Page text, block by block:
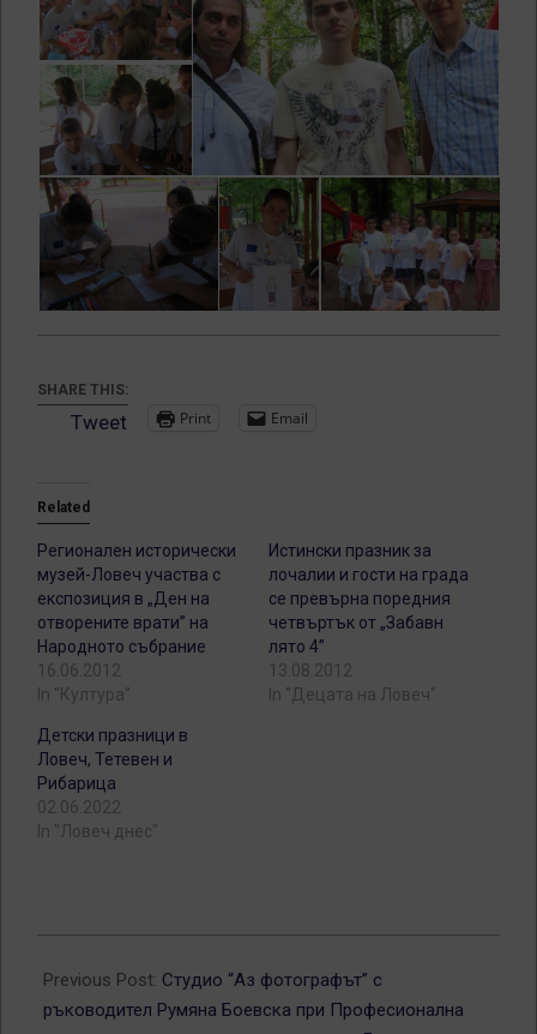
SHARE THIS:
Tweet Print Email
Related
Регионален исторически
музей-Ловеч участва с
експозиция в „Ден на
отворените врати” на
Народното събрание
16.06.2012
In "Култура"
Истински празник за
лочалии и гости на града
се превърна поредния
четвъртък от „Забавн
лято 4”
13.08.2012
In "Децата на Ловеч"
Детски празници в
Ловеч, Тетевен и
Рибарица
02.06.2022
In "Ловеч днес"
06-
15
Previous Post: Студио “Аз фотографът” с
ръководител Румяна Боевска при Професионална